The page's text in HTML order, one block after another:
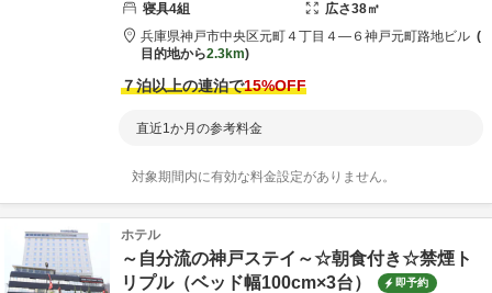
寝具4組 広さ38㎡
兵庫県神戸市中央区元町４丁目４―６ 神戸元町路地ビル
目的地から2.3km
７泊以上の連泊で15%OFF
直近1か月の参考料金
対象期間内に有効な料金設定がありません。
ホテル
～自分流の神戸ステイ～☆朝食付き☆禁煙ト
リプル（ベッド幅100cm×3台）
即予約